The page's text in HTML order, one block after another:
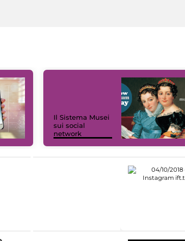
Il Sistema Musei
sui social
network